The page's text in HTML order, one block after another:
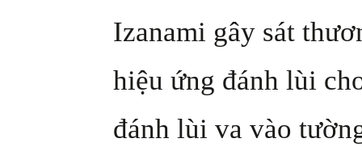
Izanami gây sát
hiệu ứng đánh lùi
đánh lùi va vào